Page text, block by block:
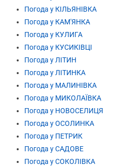
Погода у КІЛЬЯНІВКА
Погода у КАМ'ЯНКА
Погода у КУЛИГА
Погода у КУСИКІВЦІ
Погода у ЛІТИН
Погода у ЛІТИНКА
Погода у МАЛИНІВКА
Погода у МИКОЛАЇВКА
Погода у НОВОСЕЛИЦЯ
Погода у ОСОЛИНКА
Погода у ПЕТРИК
Погода у САДОВЕ
Погода у СОКОЛІВКА